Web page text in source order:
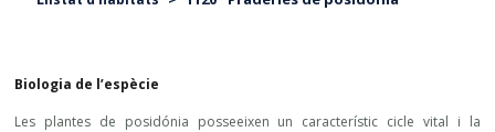
Biologia de l’espècie
Les plantes de posidónia posseeixen un característic cicle vital i la